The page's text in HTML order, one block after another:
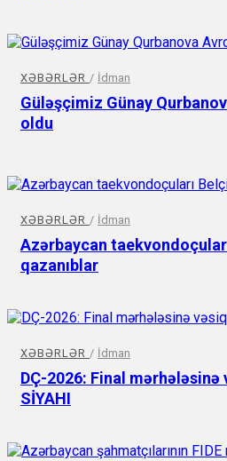
XƏBƏRLƏR / İdman
Güləşçimiz Günay
oldu
XƏBƏRLƏR / İdman
Azərbaycan
qazanıblar
XƏBƏRLƏR / İdman
DÇ-2026: Final
SİYAHI